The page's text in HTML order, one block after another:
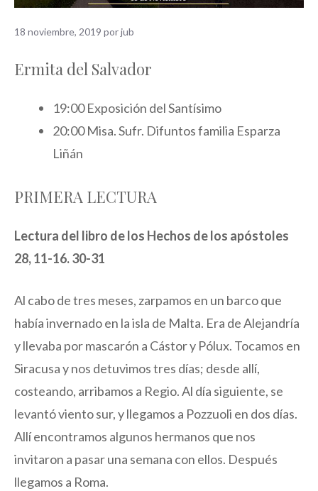
18 noviembre, 2019 porjub
Ermita del Salvador
19:00 Exposición del Santísimo
20:00 Misa. Sufr. Difuntos familia Esparza
Liñán
PRIMERA LECTURA
Lectura del libro de los Hechos de los apóstoles
28, 11-16. 30-31
Al cabo de tres meses, zarpamos en un barco que
había invernado en la isla de Malta. Era de Alejandría
y llevaba por mascarón a Cástor y Pólux. Tocamos en
Siracusa y nos detuvimos tres días; desde allí,
costeando, arribamos a Regio. Al día siguiente, se
levantó viento sur, y llegamos a Pozzuoli en dos días.
Allí encontramos algunos hermanos que nos
invitaron a pasar una semana con ellos. Después
llegamos a Roma.